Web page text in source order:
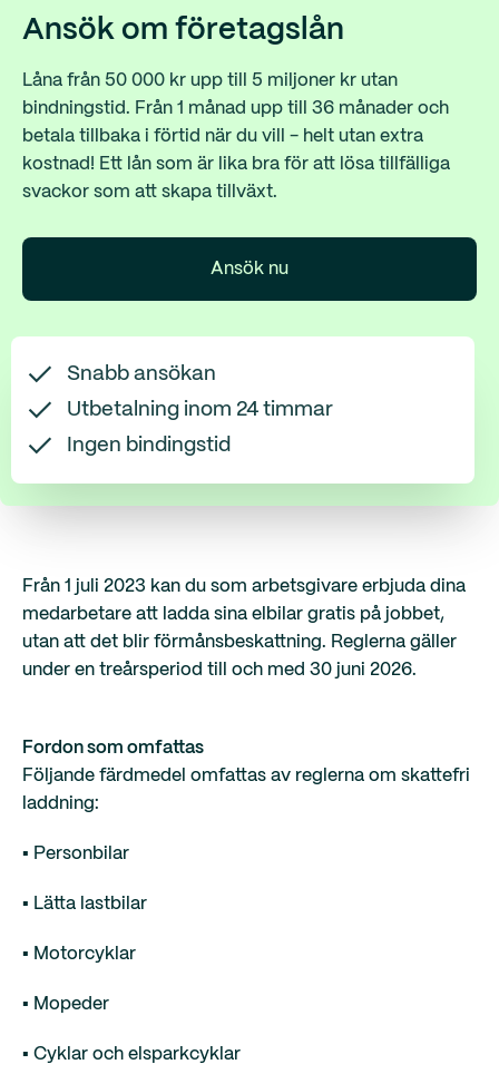
Ansök om företagslån
Låna från 50 000 kr upp till 5 miljoner kr utan
bindningstid. Från 1 månad upp till 36 månader och
betala tillbaka i förtid när du vill - helt utan extra
kostnad! Ett lån som är lika bra för att lösa tillfälliga
svackor som att skapa tillväxt.
Ansök nu
Snabb ansökan
Utbetalning inom 24 timmar
Ingen bindingstid
Från 1 juli 2023 kan du som arbetsgivare erbjuda dina
medarbetare att ladda sina elbilar gratis på jobbet,
utan att det blir förmånsbeskattning. Reglerna gäller
under en treårsperiod till och med 30 juni 2026.
Fordon som omfattas
Följande färdmedel omfattas av reglerna om skattefri
laddning:
▪️ Personbilar
▪️ Lätta lastbilar
▪️ Motorcyklar
▪️ Mopeder
▪️ Cyklar och elsparkcyklar